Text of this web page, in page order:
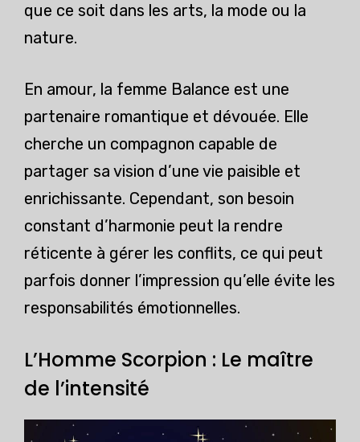
que ce soit dans les arts, la mode ou la
nature.
En amour, la femme Balance est une
partenaire romantique et dévouée. Elle
cherche un compagnon capable de
partager sa vision d’une vie paisible et
enrichissante. Cependant, son besoin
constant d’harmonie peut la rendre
réticente à gérer les conflits, ce qui peut
parfois donner l’impression qu’elle évite les
responsabilités émotionnelles.
L’Homme Scorpion : Le maître
de l’intensité